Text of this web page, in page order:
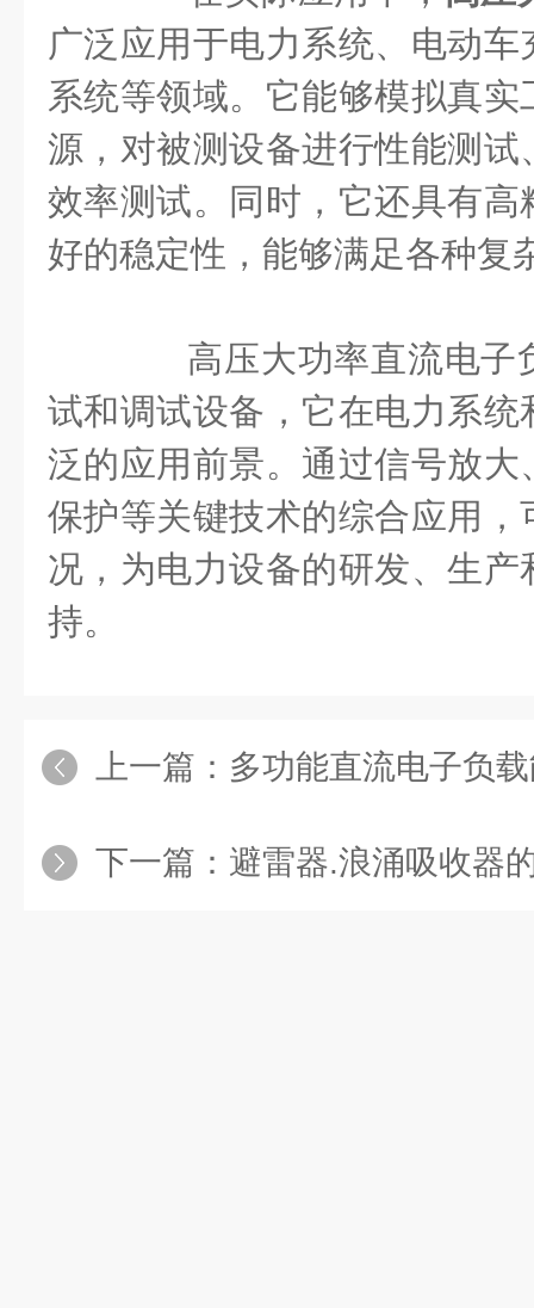
广泛应用于电力系统、电动
系统等领域。它能够模拟真
源，对被测设备进行性能测
效率测试。同时，它还具有
好的稳定性，能够满足各种复
高压大功率直流电子
试和调试设备，它在电力系
泛的应用前景。通过信号放
保护等关键技术的综合应用
况，为电力设备的研发、生
持。
上一篇： 多功能直流电子负载能
下一篇： 避雷器.浪涌吸收器